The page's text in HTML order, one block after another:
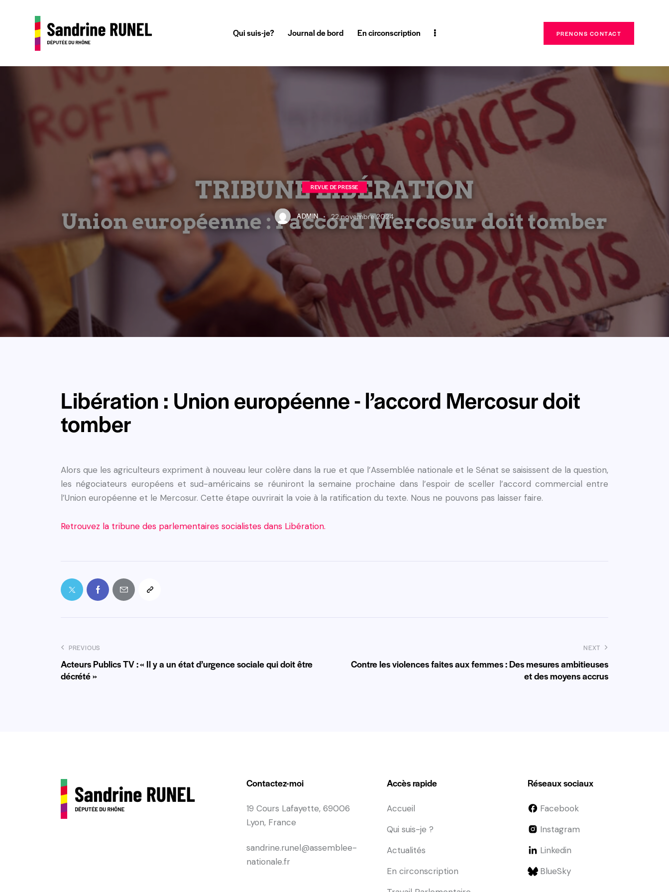
Qui suis-je? Journal de bord En circonscription PRENONS CONTACT
REVUE DE PRESSE
ADMIN 22 novembre 2024
Libération : Union européenne - l’accord Mercosur doit
tomber
Alors que les agriculteurs expriment à nouveau leur colère dans la rue et que l’Assemblée nationale et le Sénat se saisissent de la question,
les négociateurs européens et sud-américains se réuniront la semaine prochaine dans l’espoir de sceller l’accord commercial entre
l’Union européenne et le Mercosur. Cette étape ouvrirait la voie à la ratification du texte. Nous ne pouvons pas laisser faire.
Retrouvez la tribune des parlementaires socialistes dans Libération.
PREVIOUS
Acteurs Publics TV : « Il y a un état d’urgence sociale qui doit être
décrété »
NEXT
Contre les violences faites aux femmes : Des mesures ambitieuses
et des moyens accrus
Contactez-moi
19 Cours Lafayette, 69006
Lyon, France
sandrine.runel@assemblee-
nationale.fr
Accès rapide
Accueil
Qui suis-je ?
Actualités
En circonscription
Réseaux sociaux
Facebook
Instagram
Linkedin
BlueSky